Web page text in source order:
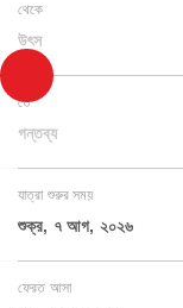
থেকে
উৎস
তে
গন্তব্য
যাত্রা শুরুর সময়
শুক্র, ৭ আগ, ২০২৬
ফেরত আসা